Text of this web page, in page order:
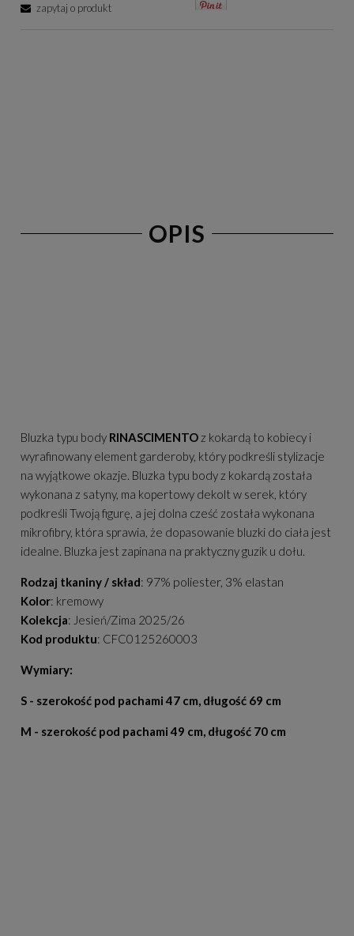
zapytaj o produkt
OPIS
Bluzka typu body RINASCIMENTO z kokardą to kobiecy i
wyrafinowany element garderoby, który podkreśli stylizacje
na wyjątkowe okazje. Bluzka typu body z kokardą została
wykonana z satyny, ma kopertowy dekolt w serek, który
podkreśli Twoją figurę, a jej dolna cześć została wykonana
mikrofibry, która sprawia, że dopasowanie bluzki do ciała jest
idealne. Bluzka jest zapinana na praktyczny guzik u dołu.
Rodzaj tkaniny / skład: 97% poliester, 3% elastan
Kolor: kremowy
Kolekcja: Jesień/Zima 2025/26
Kod produktu: CFC0125260003
Wymiary:
S - szerokość pod pachami 47 cm, długość 69 cm
M - szerokość pod pachami 49 cm, długość 70 cm